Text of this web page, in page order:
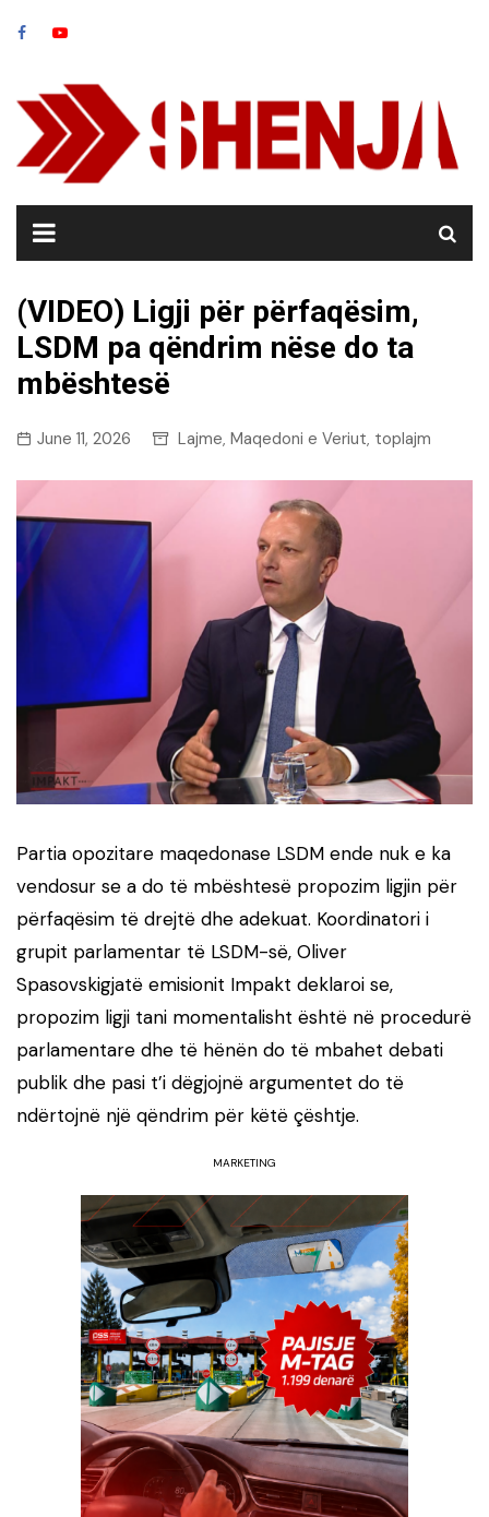
(VIDEO) Ligji për përfaqësim,
LSDM pa qëndrim nëse do ta
mbështesë
June 11, 2026 Lajme, Maqedoni e Veriut, toplajm
Partia opozitare maqedonase LSDM ende nuk e ka
vendosur se a do të mbështesë propozim ligjin për
përfaqësim të drejtë dhe adekuat. Koordinatori i
grupit parlamentar të LSDM-së, Oliver
Spasovskigjatë emisionit Impakt deklaroi se,
propozim ligji tani momentalisht është në procedurë
parlamentare dhe të hënën do të mbahet debati
publik dhe pasi t’i dëgjojnë argumentet do të
ndërtojnë një qëndrim për këtë çështje.
MARKETING